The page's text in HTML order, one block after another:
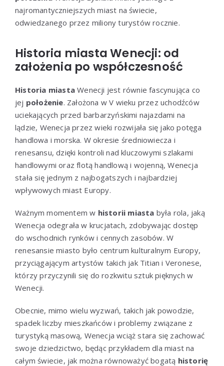
najromantyczniejszych miast na świecie,
odwiedzanego przez miliony turystów rocznie.
Historia miasta Wenecji: od
założenia po współczesność
Historia miasta Wenecji jest równie fascynująca co
jej położenie. Założona w V wieku przez uchodźców
uciekających przed barbarzyńskimi najazdami na
lądzie, Wenecja przez wieki rozwijała się jako potęga
handlowa i morska. W okresie średniowiecza i
renesansu, dzięki kontroli nad kluczowymi szlakami
handlowymi oraz flotą handlową i wojenną, Wenecja
stała się jednym z najbogatszych i najbardziej
wpływowych miast Europy.
Ważnym momentem w historii miasta była rola, jaką
Wenecja odegrała w krucjatach, zdobywając dostęp
do wschodnich rynków i cennych zasobów. W
renesansie miasto było centrum kulturalnym Europy,
przyciągającym artystów takich jak Titian i Veronese,
którzy przyczynili się do rozkwitu sztuk pięknych w
Wenecji.
Obecnie, mimo wielu wyzwań, takich jak powodzie,
spadek liczby mieszkańców i problemy związane z
turystyką masową, Wenecja wciąż stara się zachować
swoje dziedzictwo, będąc przykładem dla miast na
całym świecie, jak można równoważyć bogatą historię